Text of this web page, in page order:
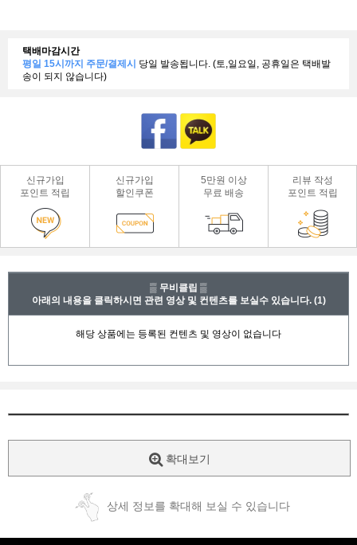
택배마감시간
평일 15시까지 주문/결제시 당일 발송됩니다. (토,일요일, 공휴일은 택배발
송이 되지 않습니다)
신규가입
포인트 적립
신규가입
할인쿠폰
5만원 이상
무료 배송
리뷰 작성
포인트 적립
▒ 무비클립 ▒
아래의 내용을 클릭하시면 관련 영상 및 컨텐츠를 보실수 있습니다. (1)
확대보기
상세 정보를 확대해 보실 수 있습니다